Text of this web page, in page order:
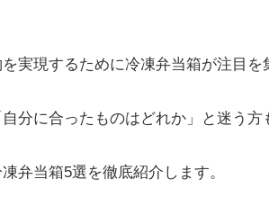
実現するために冷凍弁当箱が注目を
分に合ったものはどれか」と迷う
弁当箱5選を徹底紹介します。